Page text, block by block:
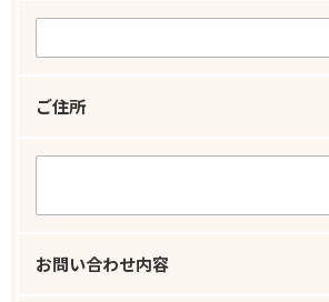
ご住所
お問い合わせ内容